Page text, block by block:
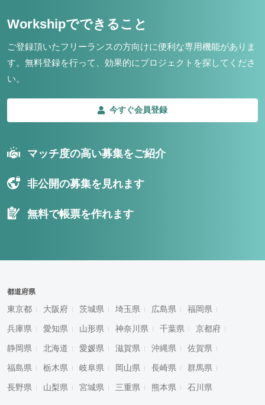
Workshipでできること
ご登録頂いたフリーランスの方向けに便利な専用機能がありま
す。 無料登録を行って、効果的にプロジェクトを探してくださ
い。
今すぐ会員登録
マッチ度の高い募集をご紹介
非公開の募集を見れます
無料で帳票を作れます
都道府県
東京都 大阪府 茨城県 埼玉県 広島県 福岡県
兵庫県 愛知県 山形県 神奈川県 千葉県 京都府
静岡県 北海道 愛媛県 滋賀県 沖縄県 佐賀県
福島県 栃木県 岐阜県 岡山県 長崎県 群馬県
長野県 山梨県 宮城県 三重県 熊本県 石川県